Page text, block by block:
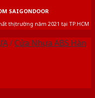
SAIGONDOOR
thị trường năm 2021 tại TP.HCM
/Cửa Nhựa ABS Hàn